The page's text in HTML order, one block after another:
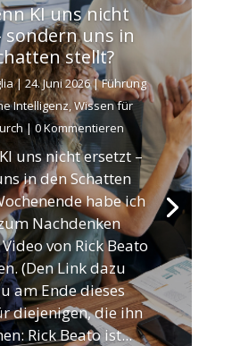
KI uns nicht
sondern uns in
stellt?
|24. Juni 2026|Führung
Intelligenz,Wissen für
| 0 Kommentieren
uns nicht ersetzt –
in den Schatten
habe ich
Nachdenken
von Rick Beato
(Den Link dazu
am Ende dieses
diejenigen, die ihn
Rick Beato ist...